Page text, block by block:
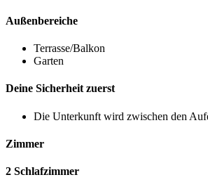
Außenbereiche
Terrasse/Balkon
Garten
Deine Sicherheit zuerst
Die Unterkunft wird zwischen den
Zimmer
2 Schlafzimmer